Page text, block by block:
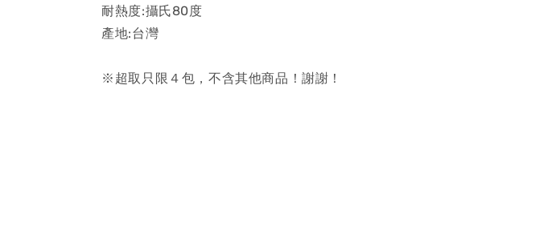
耐熱度:攝氏80度
產地:台灣
※超取只限４包，不含其他商品！謝謝！